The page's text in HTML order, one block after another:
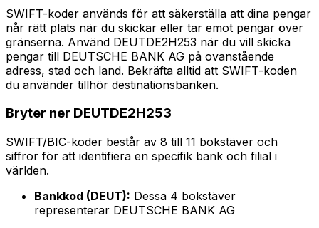
SWIFT-koder används för att säkerställa att dina pengar
når rätt plats när du skickar eller tar emot pengar över
gränserna. Använd DEUTDE2H253 när du vill skicka
pengar till DEUTSCHE BANK AG på ovanstående
adress, stad och land. Bekräfta alltid att SWIFT-koden
du använder tillhör destinationsbanken.
Bryter ner DEUTDE2H253
SWIFT/BIC-koder består av 8 till 11 bokstäver och
siffror för att identifiera en specifik bank och filial i
världen.
Bankkod (DEUT): Dessa 4 bokstäver
representerar DEUTSCHE BANK AG